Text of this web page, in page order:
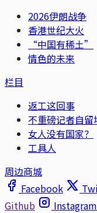
2026伊朗战争
香港世纪大火
“中国有稀土”
情色的未来
栏目
返工这回事
不重磅记者自留
女人没有国家？
工具人
周边商城
Facebook
Github
Instagram